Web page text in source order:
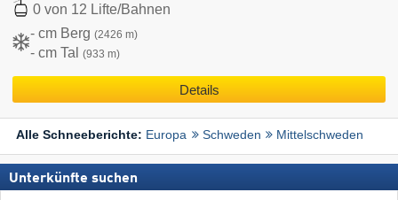
0 von 12 Lifte/Bahnen
- cm Berg (2426 m)
- cm Tal (933 m)
Details
Alle Schneeberichte: Europa Schweden Mittelschweden
Unterkünfte suchen